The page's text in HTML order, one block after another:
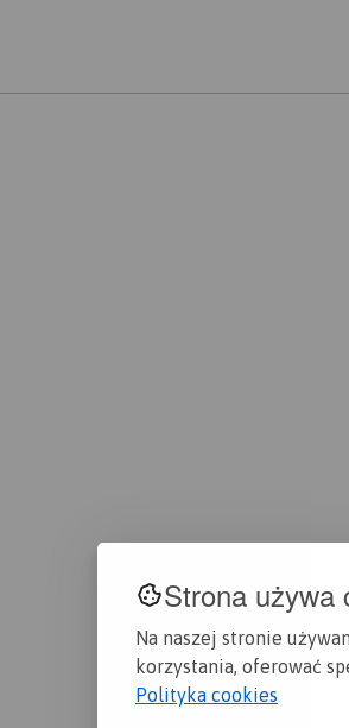
Strona używa
Na naszej stronie
korzystania, oferować
Polityka cookies